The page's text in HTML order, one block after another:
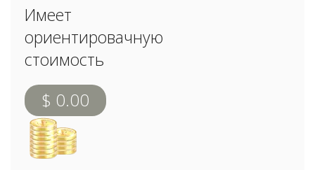
Имеет
ориентировачную
стоимость
$ 0.00